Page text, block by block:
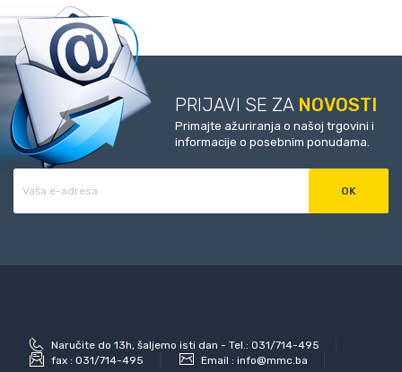
PRIJAVI SE ZA NOVOSTI
Primajte ažuriranja o našoj trgovini i
informacije o posebnim ponudama.
Naručite do 13h, šaljemo isti dan - Tel.: 031/714-495
fax : 031/714-495 Email : info@mmc.ba